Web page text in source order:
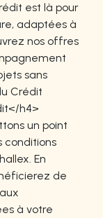
est là pour
adaptées à
nos offres
sans
Crédit
h4>
un point
conditions
En
de
à votre